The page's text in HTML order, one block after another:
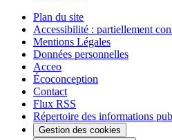
Plan du site
Accessibilité : partiellement
Mentions Légales
Données personnelles
Acceo
Écoconception
Contact
Flux RSS
Répertoire des informations
Gestion des cookies